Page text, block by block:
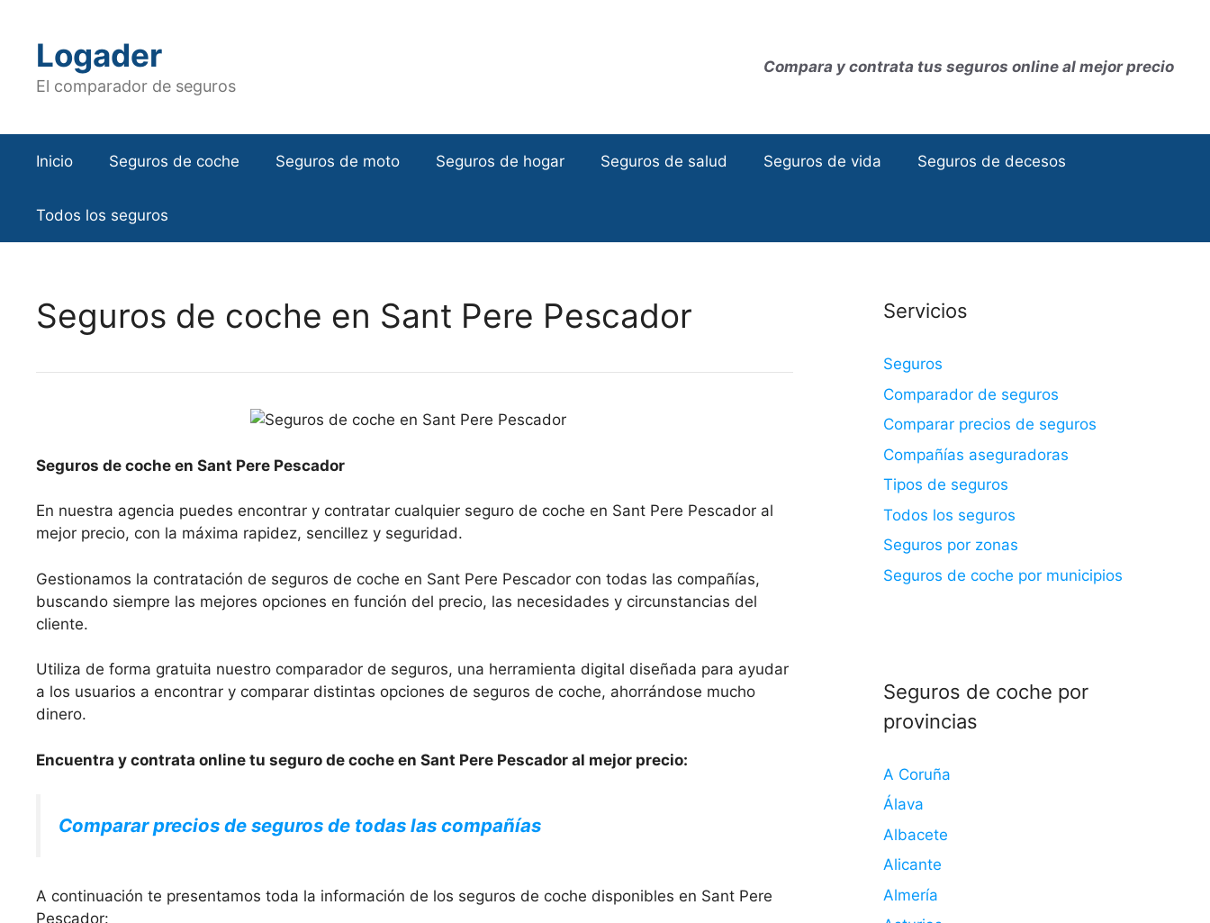
contenidoLogader
El comparador de seguros
Compara y contrata tus seguros online al mejor precio
Inicio Seguros de coche Seguros de moto Seguros de hogar Seguros de salud Seguros de vida Seguros de decesos
Todos los seguros
Seguros de coche en Sant Pere Pescador
Seguros de coche en Sant Pere Pescador
En nuestra agencia puedes encontrar y contratar cualquier seguro de coche en Sant Pere Pescador al
mejor precio, con la máxima rapidez, sencillez y seguridad.
Gestionamos la contratación de seguros de coche en Sant Pere Pescador con todas las compañías,
buscando siempre las mejores opciones en función del precio, las necesidades y circunstancias del
cliente.
Utiliza de forma gratuita nuestro comparador de seguros, una herramienta digital diseñada para ayudar
a los usuarios a encontrar y comparar distintas opciones de seguros de coche, ahorrándose mucho
dinero.
Encuentra y contrata online tu seguro de coche en Sant Pere Pescador al mejor precio:
Comparar precios de seguros de todas las compañías
A continuación te presentamos toda la información de los seguros de coche disponibles en Sant Pere
Pescador:
Servicios
Seguros
Comparador de seguros
Comparar precios de seguros
Compañías aseguradoras
Tipos de seguros
Todos los seguros
Seguros por zonas
Seguros de coche por municipios
Seguros de coche por
provincias
A Coruña
Álava
Albacete
Alicante
Almería